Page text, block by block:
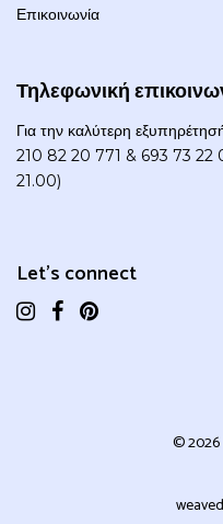
Επικοινωνία
Τηλεφωνική
Για την καλύτερη
210 82 20 771 & 693 73 22
21.00)
Let's connect
© 2026